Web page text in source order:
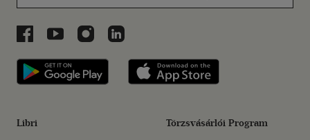
Libri a Facebookon
Libri a Youtube-on
Libri az Instagramon
Libri a LinkedInen
Libri applikáció Szerezd meg: Google
Libri Törzsvásárlói Program